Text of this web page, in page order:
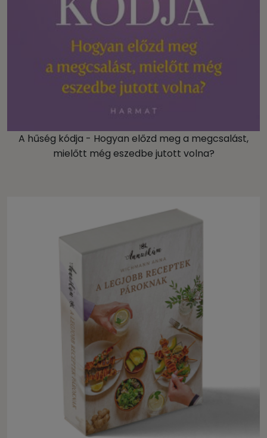
A hűség kódja - Hogyan előzd meg a megcsalást,
mielőtt még eszedbe jutott volna?